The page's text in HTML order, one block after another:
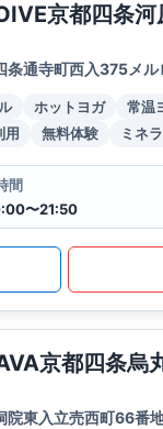
京都四条河
条通寺町西入375メ
ホットヨガ 常温
用 無料体験 ミネ
間
〜21:50
京都四条烏
院東入立売西町66番